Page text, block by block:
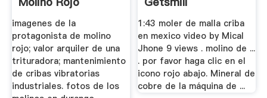
imagenes de la
protagonista de molino
rojo; valor arquiler de una
trituradora; mantenimiento
de cribas vibratorias
industriales. fotos de los
1:43 moler de malla criba
en mexico video by Mical
Jhone 9 views . molino de ...
. por favor haga clic en el
icono rojo abajo. Mineral de
cobre de la máquina de ...